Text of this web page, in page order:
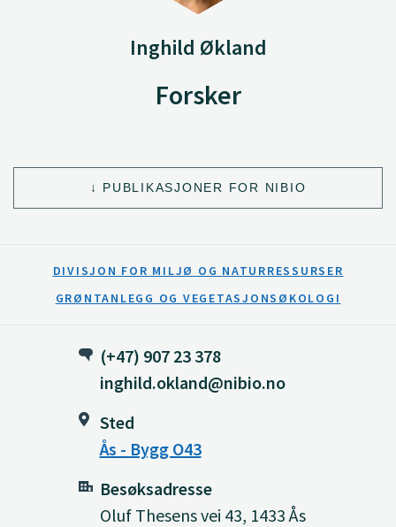
Inghild Økland
Forsker
PUBLIKASJONER FOR NIBIO
DIVISJON FOR MILJØ OG NATURRESSURSER
GRØNTANLEGG OG VEGETASJONSØKOLOGI
(+47) 907 23 378
inghild.okland@nibio.no
Sted
Ås - Bygg O43
Besøksadresse
Oluf Thesens vei 43, 1433 Ås